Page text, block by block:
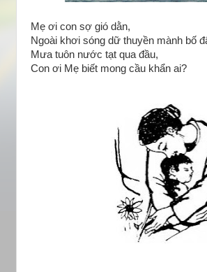
Mẹ ơi con sợ gió dằn,
Ngoài khơi sóng dữ thuyền mành bố
Mưa tuôn nước tạt qua đầu,
Con ơi Mẹ biết mong cầu khẩn ai?